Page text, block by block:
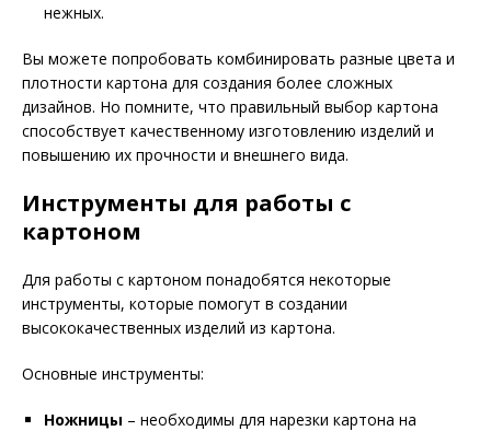
нежных.
Вы можете попробовать комбинировать разные цвета и
плотности картона для создания более сложных
дизайнов. Но помните, что правильный выбор картона
способствует качественному изготовлению изделий и
повышению их прочности и внешнего вида.
Инструменты для работы с
картоном
Для работы с картоном понадобятся некоторые
инструменты, которые помогут в создании
высококачественных изделий из картона.
Основные инструменты:
Ножницы – необходимы для нарезки картона на